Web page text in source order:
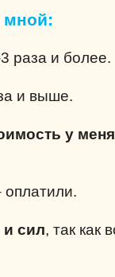
мной:
раза и более.
и выше.
у
оплатили.
сил, так как